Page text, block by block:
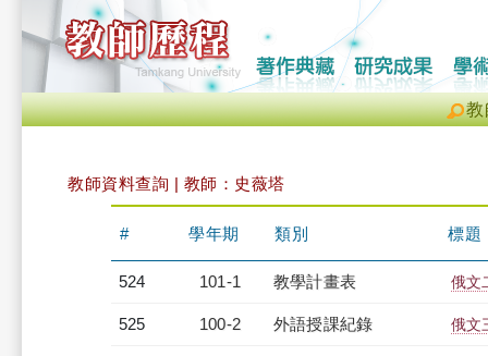
教
教師資料查詢 | 教師：史薇塔
# 學年期 類別 標題
524 101-1 教學計畫表 俄文
525 100-2 外語授課紀錄 俄文